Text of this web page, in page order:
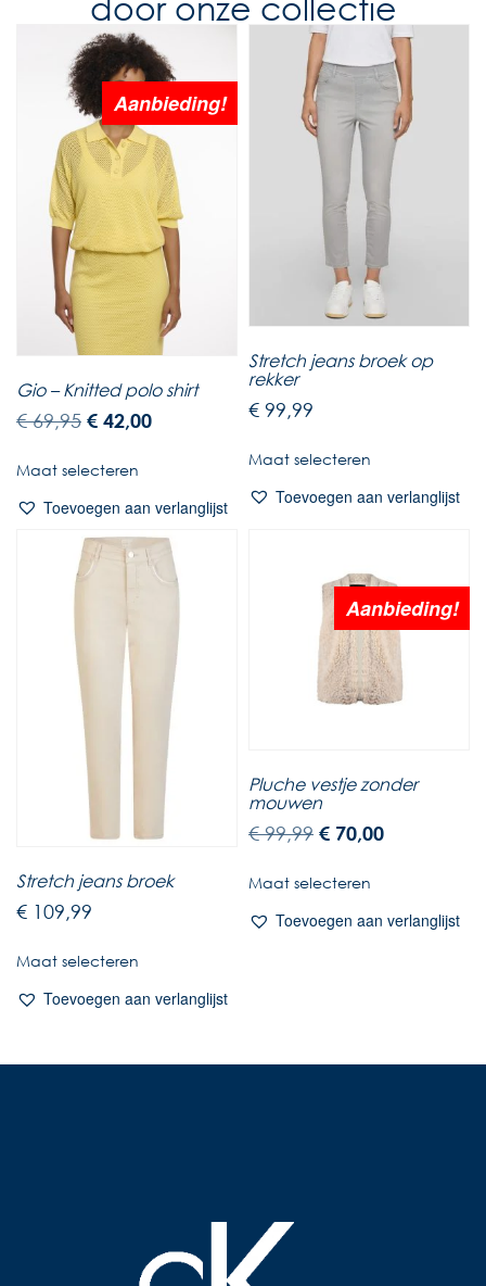
Aanbieding!
Gio – Knitted polo shirt
€69,95 € 42,00
Maat selecteren
Toevoegen aan verlanglijst
Stretch jeans broek op
rekker
€ 99,99
Maat selecteren
Toevoegen aan verlanglijst
Stretch jeans broek
€ 109,99
Maat selecteren
Toevoegen aan verlanglijst
Aanbieding!
Pluche vestje zonder
mouwen
€99,99 € 70,00
Maat selecteren
Toevoegen aan verlanglijst